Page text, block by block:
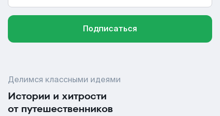
Подписаться
Делимся классными идеями
Истории и хитрости
от путешественников